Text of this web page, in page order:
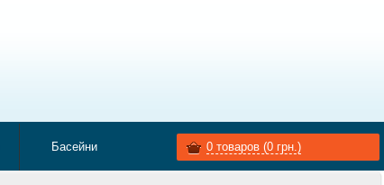
Басейни 0 товаров (0 грн.)